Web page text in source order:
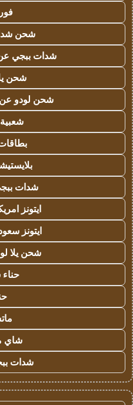
شحن
شدات ببجي
شحن
شحن لودو عن
بطاقات
شدات
ايتونز
ايتونز
شحن يلا
شاي
شدات